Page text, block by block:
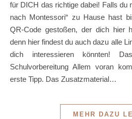
für DICH das richtige dabei! Falls du
nach Montessori“ zu Hause hast
QR-Code gestoßen, der dich hier
denn hier findest du auch dazu alle
dich interessieren könnten!
Schulvorbereitung Allem voran
erste Tipp. Das Zusatzmaterial…
MEHR DAZU